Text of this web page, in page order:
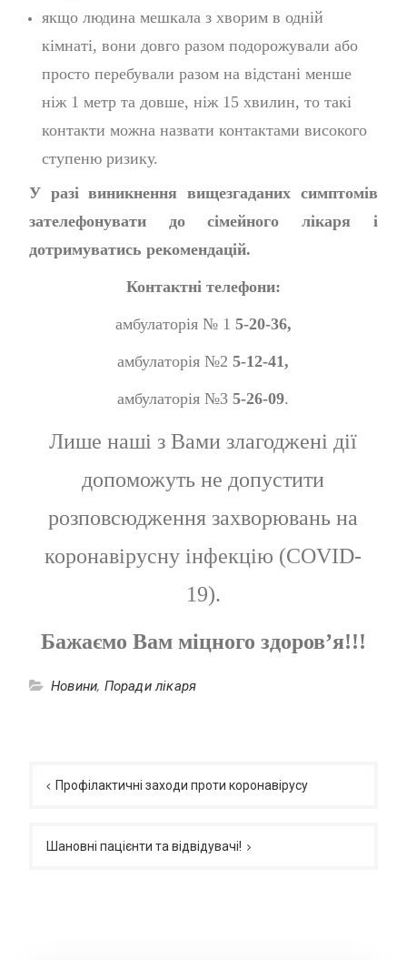
якщо людина мешкала з хворим в одній
кімнаті, вони довго разом подорожували або
просто перебували разом на відстані менше
ніж 1 метр та довше, ніж 15 хвилин, то такі
контакти можна назвати контактами високого
ступеню ризику.
У разі виникнення вищезгаданих симптомів
зателефонувати до сімейного лікаря і
дотримуватись рекомендацій.
Контактні телефони:
амбулаторія № 1 5-20-36,
амбулаторія №25-12-41,
амбулаторія №35-26-09.
Лише наші з Вами злагоджені дії
допоможуть не допустити
розповсюдження захворювань на
коронавірусну інфекцію (COVID-
19).
Бажаємо Вам міцного здоров’я!!!
Новини, Поради лікаря
записів
Профілактичні заходи проти коронавірусу
Шановні пацієнти та відвідувачі!